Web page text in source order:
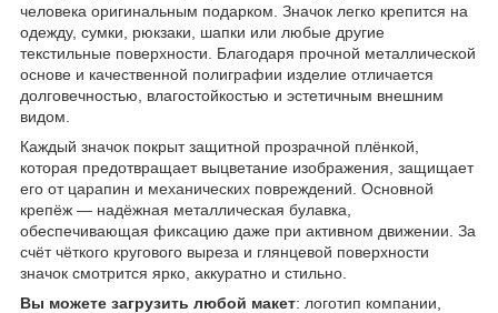
человека оригинальным подарком. Значок легко крепится на
одежду, сумки, рюкзаки, шапки или любые другие
текстильные поверхности. Благодаря прочной металлической
основе и качественной полиграфии изделие отличается
долговечностью, влагостойкостью и эстетичным внешним
видом.
Каждый значок покрыт защитной прозрачной плёнкой,
которая предотвращает выцветание изображения, защищает
его от царапин и механических повреждений. Основной
крепёж — надёжная металлическая булавка,
обеспечивающая фиксацию даже при активном движении. За
счёт чёткого кругового выреза и глянцевой поверхности
значок смотрится ярко, аккуратно и стильно.
Вы можете загрузить любой макет: логотип компании,